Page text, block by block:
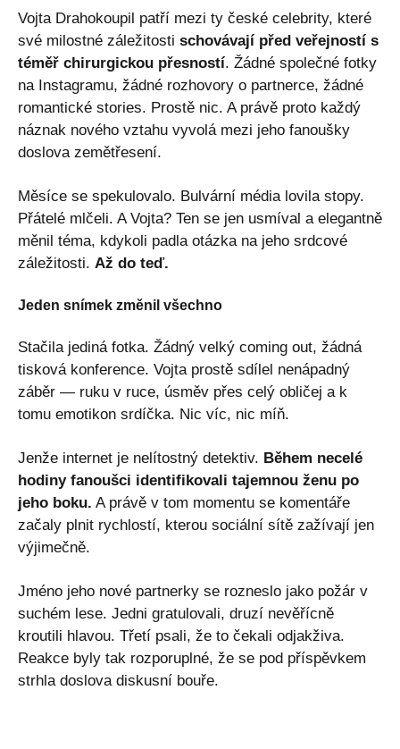
Vojta Drahokoupil patří mezi ty české celebrity, které
své milostné záležitosti schovávají před veřejností s
téměř chirurgickou přesností. Žádné společné fotky
na Instagramu, žádné rozhovory o partnerce, žádné
romantické stories. Prostě nic. A právě proto každý
náznak nového vztahu vyvolá mezi jeho fanoušky
doslova zemětřesení.
Měsíce se spekulovalo. Bulvární média lovila stopy.
Přátelé mlčeli. A Vojta? Ten se jen usmíval a elegantně
měnil téma, kdykoli padla otázka na jeho srdcové
záležitosti. Až do teď.
Jeden snímek změnil všechno
Stačila jediná fotka. Žádný velký coming out, žádná
tisková konference. Vojta prostě sdílel nenápadný
záběr — ruku v ruce, úsměv přes celý obličej a k
tomu emotikon srdíčka. Nic víc, nic míň.
Jenže internet je nelítostný detektiv. Během necelé
hodiny fanoušci identifikovali tajemnou ženu po
jeho boku. A právě v tom momentu se komentáře
začaly plnit rychlostí, kterou sociální sítě zažívají jen
výjimečně.
Jméno jeho nové partnerky se rozneslo jako požár v
suchém lese. Jedni gratulovali, druzí nevěřícně
kroutili hlavou. Třetí psali, že to čekali odjakživa.
Reakce byly tak rozporuplné, že se pod příspěvkem
strhla doslova diskusní bouře.